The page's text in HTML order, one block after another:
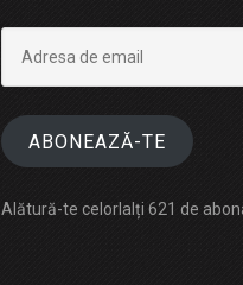
email
ABONEAZĂ-TE
Alătură-te celorlalți 621 de